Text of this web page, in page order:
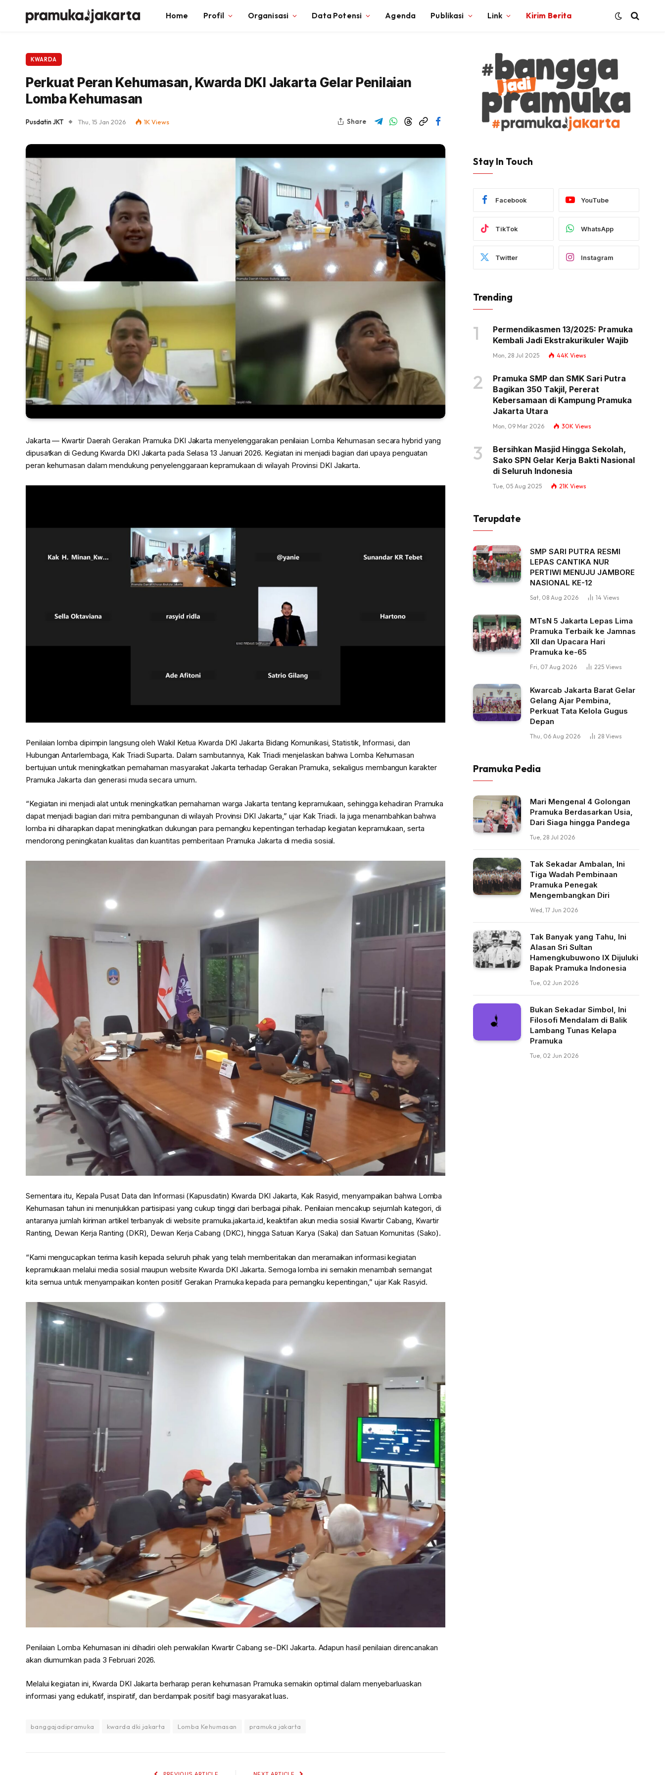
Home Profil Organisasi Data Potensi Agenda Publikasi Link Kirim Berita
KWARDA
Perkuat Peran Kehumasan, Kwarda DKI Jakarta Gelar Penilaian
Lomba Kehumasan
Pusdatin JKT Thu, 15 Jan 2026 1KViews Share
Jakarta — Kwartir Daerah Gerakan Pramuka DKI Jakarta menyelenggarakan penilaian Lomba Kehumasan secara hybrid yang
dipusatkan di Gedung Kwarda DKI Jakarta pada Selasa 13 Januari 2026. Kegiatan ini menjadi bagian dari upaya penguatan
peran kehumasan dalam mendukung penyelenggaraan kepramukaan di wilayah Provinsi DKI Jakarta.
Penilaian lomba dipimpin langsung oleh Wakil Ketua Kwarda DKI Jakarta Bidang Komunikasi, Statistik, Informasi, dan
Hubungan Antarlembaga, Kak Triadi Suparta. Dalam sambutannya, Kak Triadi menjelaskan bahwa Lomba Kehumasan
bertujuan untuk meningkatkan pemahaman masyarakat Jakarta terhadap Gerakan Pramuka, sekaligus membangun karakter
Pramuka Jakarta dan generasi muda secara umum.
“Kegiatan ini menjadi alat untuk meningkatkan pemahaman warga Jakarta tentang kepramukaan, sehingga kehadiran Pramuka
dapat menjadi bagian dari mitra pembangunan di wilayah Provinsi DKI Jakarta,” ujar Kak Triadi. Ia juga menambahkan bahwa
lomba ini diharapkan dapat meningkatkan dukungan para pemangku kepentingan terhadap kegiatan kepramukaan, serta
mendorong peningkatan kualitas dan kuantitas pemberitaan Pramuka Jakarta di media sosial.
Sementara itu, Kepala Pusat Data dan Informasi (Kapusdatin) Kwarda DKI Jakarta, Kak Rasyid, menyampaikan bahwa Lomba
Kehumasan tahun ini menunjukkan partisipasi yang cukup tinggi dari berbagai pihak. Penilaian mencakup sejumlah kategori, di
antaranya jumlah kiriman artikel terbanyak di website pramuka.jakarta.id, keaktifan akun media sosial Kwartir Cabang, Kwartir
Ranting, Dewan Kerja Ranting (DKR), Dewan Kerja Cabang (DKC), hingga Satuan Karya (Saka) dan Satuan Komunitas (Sako).
“Kami mengucapkan terima kasih kepada seluruh pihak yang telah memberitakan dan meramaikan informasi kegiatan
kepramukaan melalui media sosial maupun website Kwarda DKI Jakarta. Semoga lomba ini semakin menambah semangat
kita semua untuk menyampaikan konten positif Gerakan Pramuka kepada para pemangku kepentingan,” ujar Kak Rasyid.
Penilaian Lomba Kehumasan ini dihadiri oleh perwakilan Kwartir Cabang se-DKI Jakarta. Adapun hasil penilaian direncanakan
akan diumumkan pada 3 Februari 2026.
Melalui kegiatan ini, Kwarda DKI Jakarta berharap peran kehumasan Pramuka semakin optimal dalam menyebarluaskan
informasi yang edukatif, inspiratif, dan berdampak positif bagi masyarakat luas.
banggajadipramuka kwarda dki jakarta Lomba Kehumasan pramuka jakarta
Stay In Touch
Facebook YouTube
TikTok WhatsApp
Twitter Instagram
Trending
Permendikasmen 13/2025: Pramuka
Kembali Jadi Ekstrakurikuler Wajib
Mon, 28 Jul 2025 44K Views
Pramuka SMP dan SMK Sari Putra
Bagikan 350 Takjil, Pererat
Kebersamaan di Kampung Pramuka
Jakarta Utara
Mon, 09 Mar 2026 30K Views
Bersihkan Masjid Hingga Sekolah,
Sako SPN Gelar Kerja Bakti Nasional
di Seluruh Indonesia
Tue, 05 Aug 2025 21K Views
Terupdate
SMP SARI PUTRA RESMI
LEPAS CANTIKA NUR
PERTIWI MENUJU JAMBORE
NASIONAL KE-12
Sat, 08 Aug 2026 14 Views
MTsN 5 Jakarta Lepas Lima
Pramuka Terbaik ke Jamnas
XII dan Upacara Hari
Pramuka ke-65
Fri, 07 Aug 2026 225 Views
Kwarcab Jakarta Barat Gelar
Gelang Ajar Pembina,
Perkuat Tata Kelola Gugus
Depan
Thu, 06 Aug 2026 28 Views
Pramuka Pedia
Mari Mengenal 4 Golongan
Pramuka Berdasarkan Usia,
Dari Siaga hingga Pandega
Tue, 28 Jul 2026
Tak Sekadar Ambalan, Ini
Tiga Wadah Pembinaan
Pramuka Penegak
Mengembangkan Diri
Wed, 17 Jun 2026
Tak Banyak yang Tahu, Ini
Alasan Sri Sultan
Hamengkubuwono IX Dijuluki
Bapak Pramuka Indonesia
Tue, 02 Jun 2026
Bukan Sekadar Simbol, Ini
Filosofi Mendalam di Balik
Lambang Tunas Kelapa
Pramuka
Tue, 02 Jun 2026